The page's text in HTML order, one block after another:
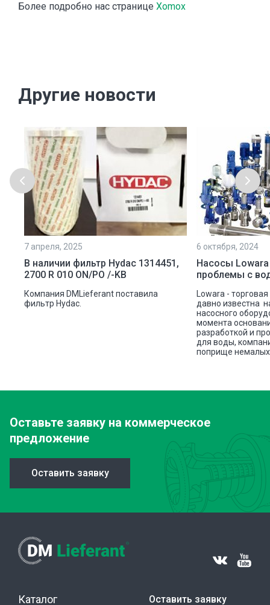
Более подробно нас странице Xomox
Другие новости
7 апреля, 2025
В наличии фильтр Hydac 1314451,
2700 R 010 ON/PO /-KB
Компания DMLieferant поставила
фильтр Hydac.
6 октября, 2024
Насосы
проблемы с
Lowara -
давно известна
насосного
момента
разработкой и
для воды,
поприще немалых
Оставьте заявку на коммерческое
предложение
Оставить заявку
Каталог Оставить заявку